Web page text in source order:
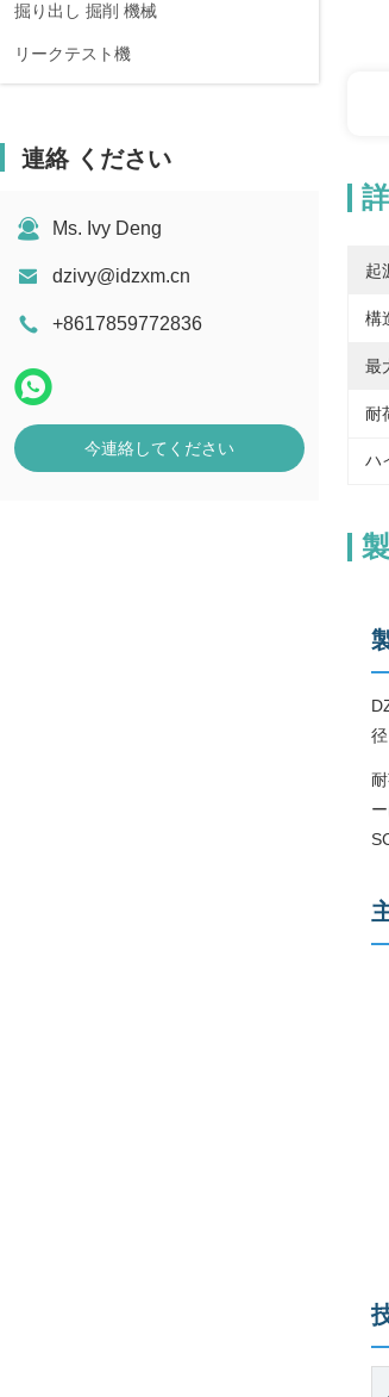
掘り出し 掘削 機械
リークテスト機
連絡 ください
Ms. Ivy Deng
dzivy@idzxm.cn
+8617859772836
今連絡してください
起
構
最
耐
ハ